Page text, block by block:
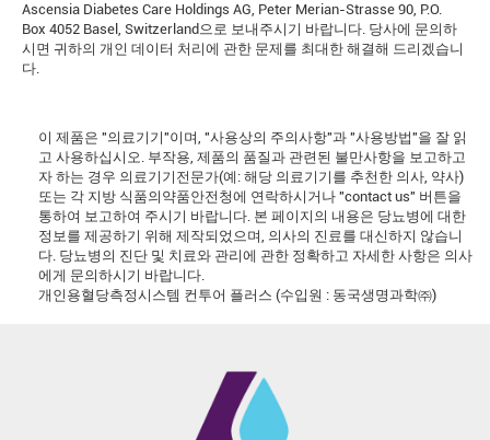
Ascensia Diabetes Care Holdings AG, Peter Merian-Strasse 90, P.O.
Box 4052 Basel, Switzerland으로 보내주시기 바랍니다. 당사에 문의하
시면 귀하의 개인 데이터 처리에 관한 문제를 최대한 해결해 드리겠습니
다.
이 제품은 "의료기기"이며, "사용상의 주의사항"과 "사용방법"을 잘 읽
고 사용하십시오. 부작용, 제품의 품질과 관련된 불만사항을 보고하고
자 하는 경우 의료기기전문가(예: 해당 의료기기를 추천한 의사, 약사)
또는 각 지방 식품의약품안전청에 연락하시거나 "contact us" 버튼을
통하여 보고하여 주시기 바랍니다. 본 페이지의 내용은 당뇨병에 대한
정보를 제공하기 위해 제작되었으며, 의사의 진료를 대신하지 않습니
다. 당뇨병의 진단 및 치료와 관리에 관한 정확하고 자세한 사항은 의사
에게 문의하시기 바랍니다.
개인용혈당측정시스템 컨투어 플러스 (수입원 : 동국생명과학㈜)